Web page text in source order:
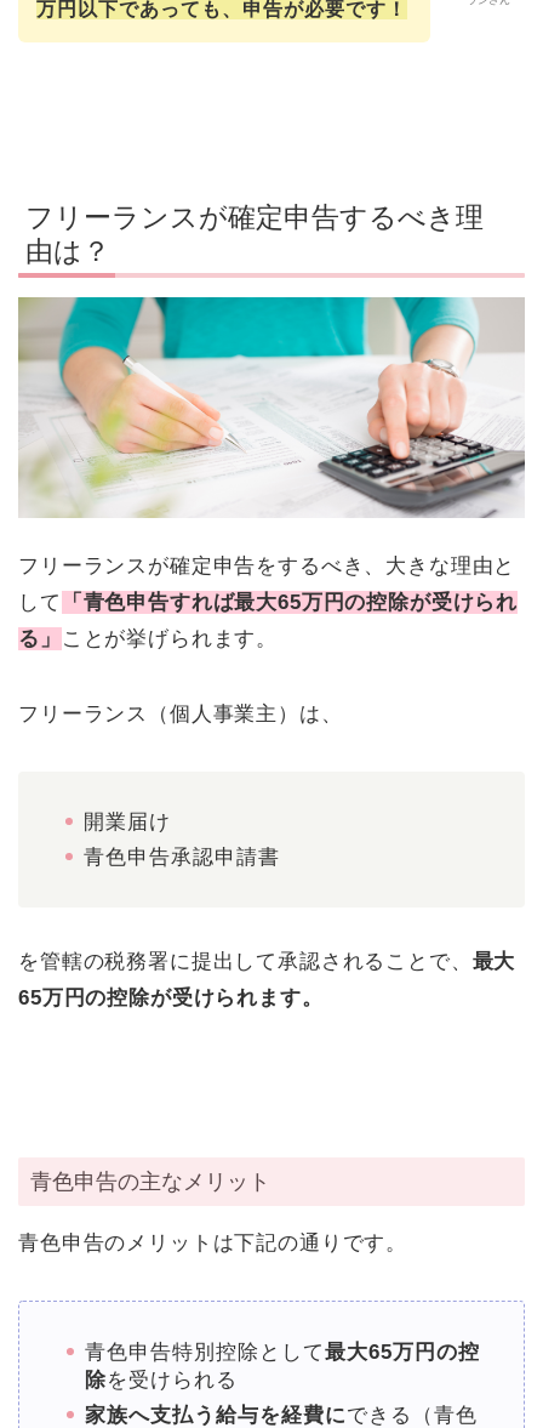
万円以下であっても、申告が必要です！
フリーランスが確定申告するべき理
由は？
フリーランスが確定申告をするべき、大きな理由と
して
「青色申告すれば最大65万円の控除が受けられ
る」
ことが挙げられます。
フリーランス（個人事業主）は、
開業届け
青色申告承認申請書
を管轄の税務署に提出して承認されることで、 最大
65万円の控除が受けられます。
青色申告の主なメリット
青色申告のメリットは下記の通りです。
青色申告特別控除として最大65万円の控
除を受けられる
家族へ支払う給与を経費にできる（青色